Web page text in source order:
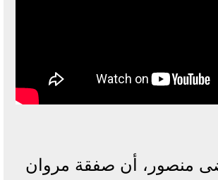
منصور، أن صفقة مروان